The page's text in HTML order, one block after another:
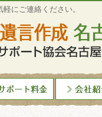
にご連絡ください。